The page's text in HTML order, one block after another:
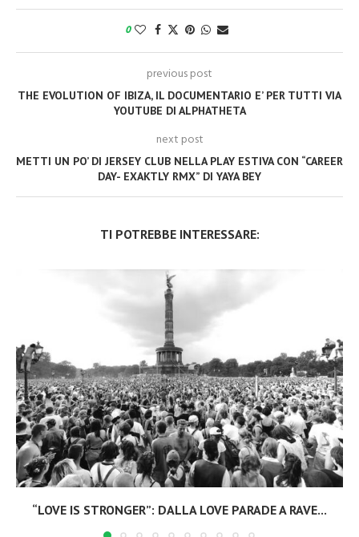
0
previous post
THE EVOLUTION OF IBIZA, IL DOCUMENTARIO E’ PER TUTTI VIA
YOUTUBE DI ALPHATHETA
next post
METTI UN PO’ DI JERSEY CLUB NELLA PLAY ESTIVA CON “CAREER
DAY- EXAKTLY RMX” DI YAYA BEY
TI POTREBBE INTERESSARE:
“LOVE IS STRONGER”: DALLA LOVE PARADE A RAVE...